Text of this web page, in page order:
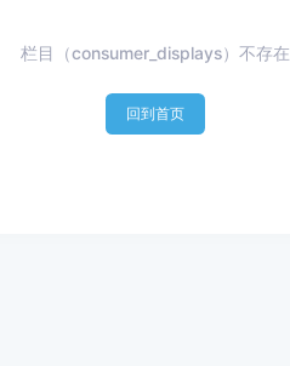
栏目（consumer_displays）不存在
回到首页